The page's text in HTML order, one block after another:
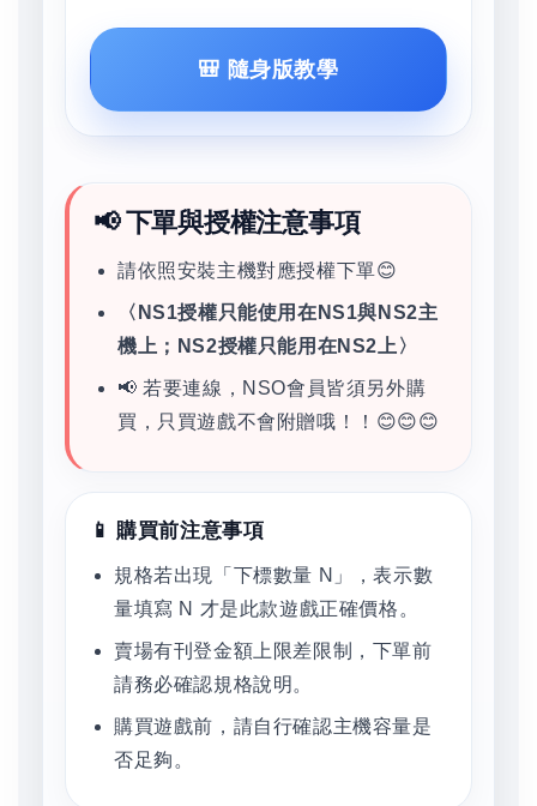
🎒 隨身版教學
📢 下單與授權注意事項
請依照安裝主機對應授權下單😊
〈NS1授權只能使用在NS1與NS2主
機上；NS2授權只能用在NS2上〉
📢 若要連線，NSO會員皆須另外購
買，只買遊戲不會附贈哦！！😊😊😊
📱 購買前注意事項
規格若出現「下標數量 N」，表示數
量填寫 N 才是此款遊戲正確價格。
賣場有刊登金額上限差限制，下單前
請務必確認規格說明。
購買遊戲前，請自行確認主機容量是
否足夠。